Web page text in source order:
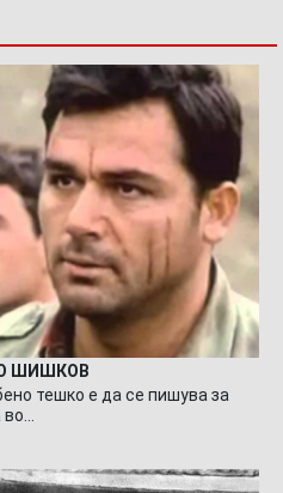
ШИШКОВ
тешко е да се пишува за